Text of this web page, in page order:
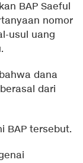
BAP Saeful
nomor
usul uang
dana
dari
BAP tersebut.